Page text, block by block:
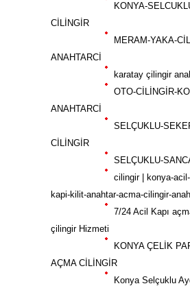
KONYA-
CİLİNGİR
MERAM-YAKA-
ANAHTARCİ
karatay çilingir
OTO-CİLİNGİR-
ANAHTARCİ
SELÇUKLU-
CİLİNGİR
SELÇUKLU-
cilingir | konya-
kapi-kilit-anahtar-acma-cilingir-
7/24 Acil Kapı
çilingir Hizmeti
KONYA ÇELİK
AÇMA CİLİNGİR
Konya Selçuklu